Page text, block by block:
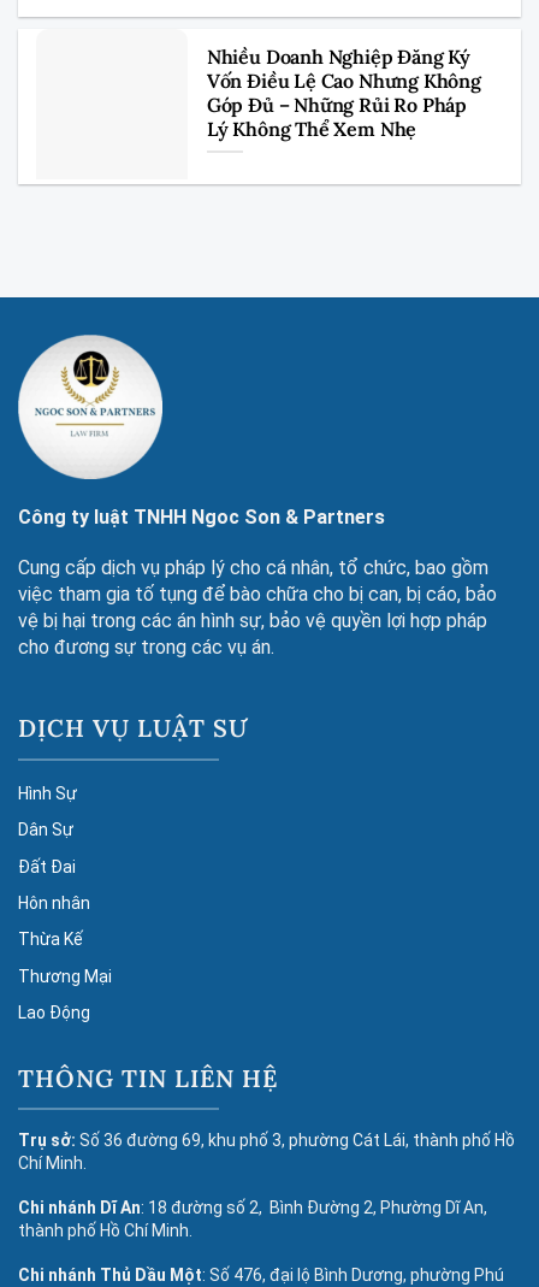
Nhiều Doanh Nghiệp Đăng Ký
Vốn Điều Lệ Cao Nhưng Không
Góp Đủ – Những Rủi Ro Pháp
Lý Không Thể Xem Nhẹ
Công ty luật TNHH Ngoc Son & Partners
Cung cấp dịch vụ pháp lý cho cá nhân, tổ chức, bao gồm
việc tham gia tố tụng để bào chữa cho bị can, bị cáo, bảo
vệ bị hại trong các án hình sự, bảo vệ quyền lợi hợp pháp
cho đương sự trong các vụ án.
DỊCH VỤ LUẬT SƯ
Hình Sự
Dân Sự
Đất Đai
Hôn nhân
Thừa Kế
Thương Mại
Lao Động
THÔNG TIN LIÊN HỆ
Trụ sở: Số 36 đường 69, khu phố 3, phường Cát Lái, thành phố Hồ
Chí Minh.
Chi nhánh Dĩ An: 18 đường số 2, Bình Đường 2, Phường Dĩ An,
thành phố Hồ Chí Minh.
Chi nhánh Thủ Dầu Một: Số 476, đại lộ Bình Dương, phường Phú